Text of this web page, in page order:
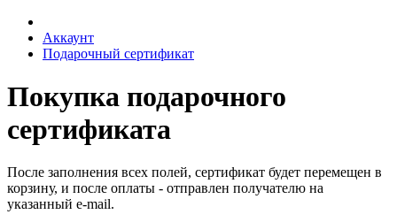
Аккаунт
Подарочный сертификат
Покупка подарочного
сертификата
После заполнения всех полей, сертификат будет перемещен в
корзину, и после оплаты - отправлен получателю на
указанный e-mail.